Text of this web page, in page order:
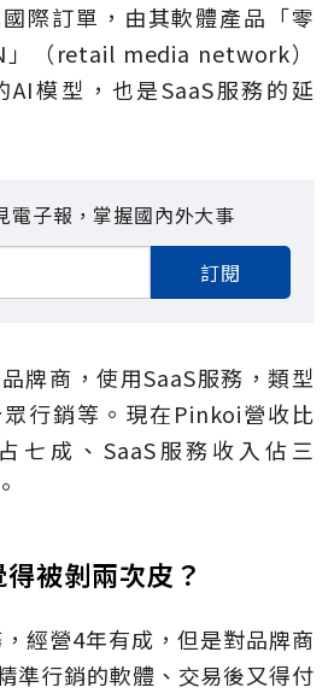
際訂單，由其軟體產品「零
」（retail media network）
模型，也是SaaS服務的延
電子報，掌握國內外大事
訂閱
牌商，使用SaaS服務，類型
行銷等。現在Pinkoi營收比
七成、SaaS服務收入佔三
被剝兩次皮？
經營4年有成，但是對品牌商
準行銷的軟體、交易後又得付